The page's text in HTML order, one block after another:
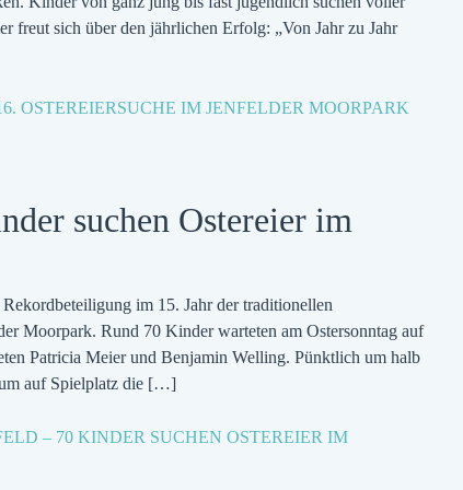
freut sich über den jährlichen Erfolg: „Von Jahr zu Jahr
OSTEREIERSUCHE IM JENFELDER MOORPARK
suchen Ostereier im
im 15. Jahr der traditionellen
Moorpark. Rund 70 Kinder warteten am Ostersonntag auf
Patricia Meier und Benjamin Welling. Pünktlich um halb
auf Spielplatz die […]
– 70 KINDER SUCHEN OSTEREIER IM